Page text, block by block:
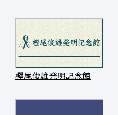
樫尾俊雄発明記念館